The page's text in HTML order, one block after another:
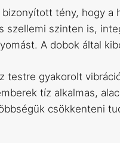
tény, hogy
szellemi szinten is,
A dobok által
testre gyakorolt
tíz alkalmas,
csökkenteni